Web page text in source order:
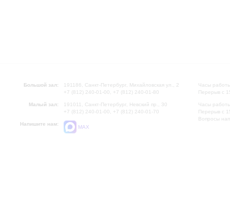
Большой зал:
191186, Санкт-Петербург, Михайловская ул., 2
+7 (812) 240-01-00, +7 (812) 240-01-80
Малый зал:
191011, Санкт-Петербург, Невский пр., 30
+7 (812) 240-01-00, +7 (812) 240-01-70
Напишите нам:
MAX
Часы
Перерыв с
Часы
Перерыв с
Вопросы